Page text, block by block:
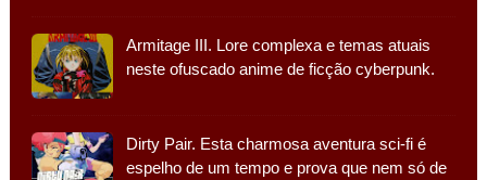
Armitage III. Lore complexa e temas atuais
neste ofuscado anime de ficção cyberpunk.
Dirty Pair. Esta charmosa aventura sci-fi é
espelho de um tempo e prova que nem só de